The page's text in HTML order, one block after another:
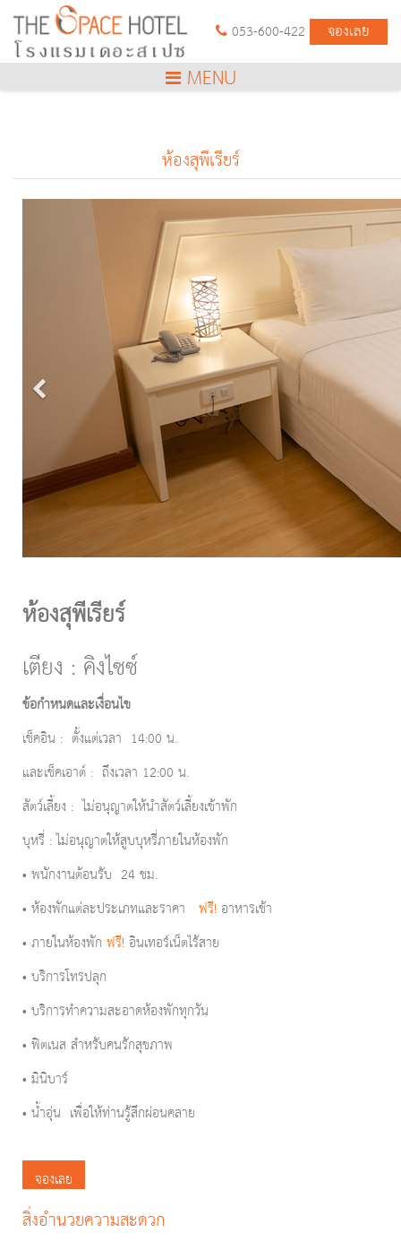
053-600-422 จองเลย
ห้องสุพีเรียร์
ห้องสุพีเรียร์
เตียง : คิงไซซ์
ข้อกำหนดและเงื่อนไข
เช็คอิน : ตั้งแต่เวลา 14:00 น.
และเช็คเอาต์ : ถึงเวลา 12:00 น.
สัตว์เลี้ยง : ไม่อนุญาตให้นำสัตว์เลี้ยงเข้าพัก
บุหรี่ : ไม่อนุญาตให้สูบบุหรี่ภายในห้องพัก
• พนักงานต้อนรับ 24 ชม.
• ห้องพักแต่ละประเภทและราคา ฟรี!อาหารเช้า
• ภายในห้องพัก ฟรี!อินเทอร์เน็ตไร้สาย
• บริการโทรปลุก
• บริการทำความสะอาดห้องพักทุกวัน
• ฟิตเนส สำหรับคนรักสุขภาพ
• มินิบาร์
• น้ำอุ่น เพื่อให้ท่านรู้สึกผ่อนคลาย
จองเลย
สิ่งอำนวยความสะดวก